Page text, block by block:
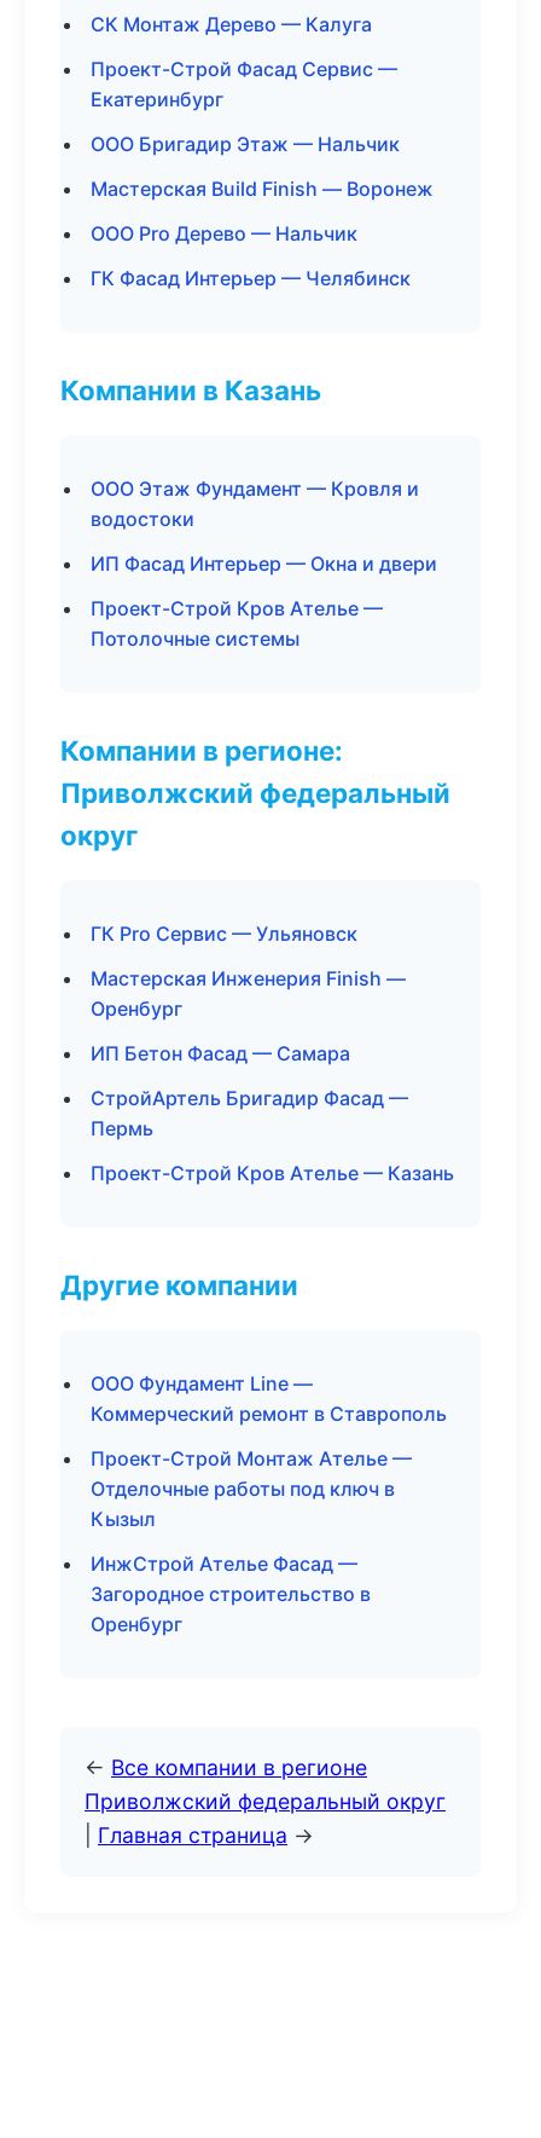
СК Монтаж Дерево — Калуга
Проект-Строй Фасад Сервис —
Екатеринбург
ООО Бригадир Этаж — Нальчик
Мастерская Build Finish — Воронеж
ООО Pro Дерево — Нальчик
ГК Фасад Интерьер — Челябинск
Компании в Казань
ООО Этаж Фундамент — Кровля и
водостоки
ИП Фасад Интерьер — Окна и двери
Проект-Строй Кров Ателье —
Потолочные системы
Компании в регионе:
Приволжский федеральный
округ
ГК Pro Сервис — Ульяновск
Мастерская Инженерия Finish —
Оренбург
ИП Бетон Фасад — Самара
СтройАртель Бригадир Фасад —
Пермь
Проект-Строй Кров Ателье — Казань
Другие компании
ООО Фундамент Line —
Коммерческий ремонт в Ставрополь
Проект-Строй Монтаж Ателье —
Отделочные работы под ключ в
Кызыл
ИнжСтрой Ателье Фасад —
Загородное строительство в
Оренбург
← Все компании в регионе
Приволжский федеральный округ
Главная страница →